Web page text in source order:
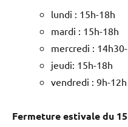
lundi : 15h-18h
mardi : 15h-18h
mercredi :
jeudi: 15h-18h
vendredi : 9h-12h
Fermeture estivale du